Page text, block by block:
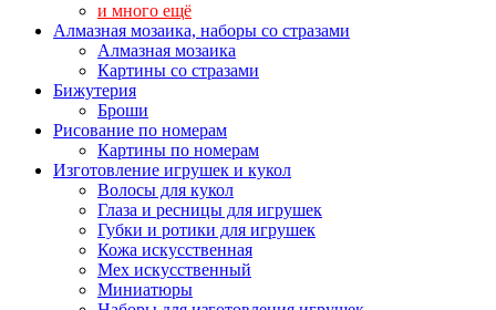
и много ещё
Алмазная мозаика, наборы со стразами
Алмазная мозаика
Картины co стразами
Бижутерия
Броши
Рисование по номерам
Картины по номерам
Изготовление игрушек и кукол
Волосы для кукол
Глаза и ресницы для игрушек
Губки и ротики для игрушек
Кожа искусственная
Мех искусственный
Миниатюры